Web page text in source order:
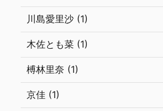
川島愛里沙 (1)
木佐とも菜 (1)
榑林里奈 (1)
京佳 (1)